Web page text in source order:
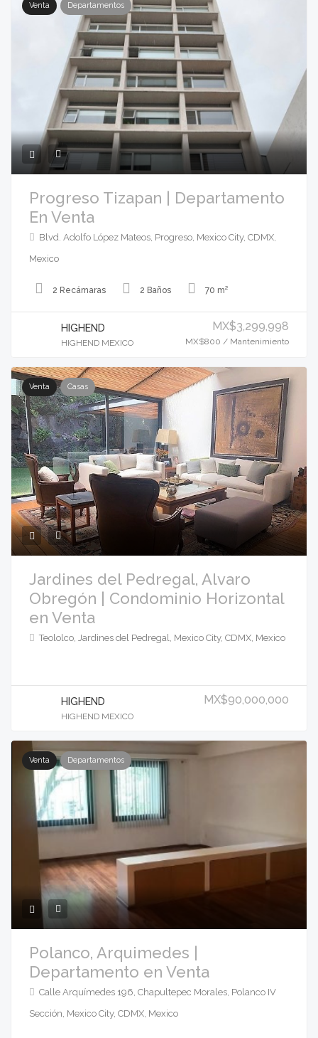
Venta Departamentos
Progreso Tizapan | Departamento
En Venta
Blvd. Adolfo López Mateos, Progreso, Mexico City, CDMX,
Mexico
2 Recámaras 2 Baños 70 m²
HIGHEND
HIGHEND MEXICO
MX$3,299,998
MX$800 / Mantenimiento
Venta Casas
Jardines del Pedregal, Alvaro
Obregón | Condominio Horizontal
en Venta
Teololco, Jardines del Pedregal, Mexico City, CDMX, Mexico
HIGHEND
HIGHEND MEXICO
MX$90,000,000
Venta Departamentos
Polanco, Arquimedes |
Departamento en Venta
Calle Arquímedes 196, Chapultepec Morales, Polanco IV
Sección, Mexico City, CDMX, Mexico